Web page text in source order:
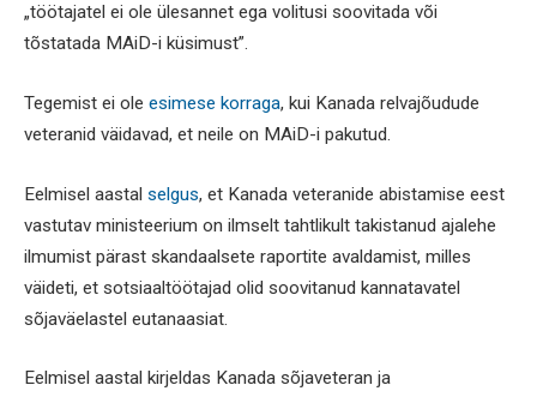
„töötajatel ei ole ülesannet ega volitusi soovitada või
tõstatada MAiD-i küsimust”.
Tegemist ei ole esimese korraga, kui Kanada relvajõudude
veteranid väidavad, et neile on MAiD-i pakutud.
Eelmisel aastal selgus, et Kanada veteranide abistamise eest
vastutav ministeerium on ilmselt tahtlikult takistanud ajalehe
ilmumist pärast skandaalsete raportite avaldamist, milles
väideti, et sotsiaaltöötajad olid soovitanud kannatavatel
sõjaväelastel eutanaasiat.
Eelmisel aastal kirjeldas Kanada sõjaveteran ja